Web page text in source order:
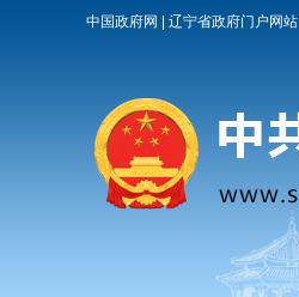
中国政府网 辽宁省政府门户网站